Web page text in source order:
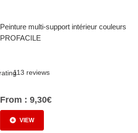
Peinture multi-support intérieur couleurs
PROFACILE
113 reviews
From : 9,30€
VIEW